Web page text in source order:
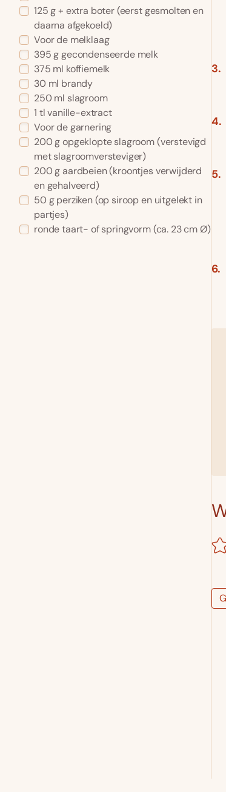
125 g + extra boter (eerst gesmolten en
daarna afgekoeld)
Voor de melklaag
395 g gecondenseerde melk
375 ml koffiemelk
30 ml brandy
250 ml slagroom
1 tl vanille-extract
Voor de garnering
200 g opgeklopte slagroom (verstevigd
met slagroomversteviger)
200 g aardbeien (kroontjes verwijderd
en gehalveerd)
50 g perziken (op siroop en uitgelekt in
partjes)
ronde taart- of springvorm (ca. 23 cm Ø)